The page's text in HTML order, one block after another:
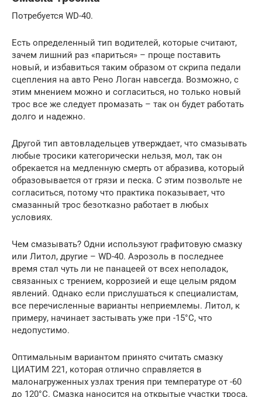
Потребуется WD-40.
Есть определенный тип водителей, которые считают,
зачем лишний раз «париться» – проще поставить
новый, и избавиться таким образом от скрипа педали
сцепления на авто Рено Логан навсегда. Возможно, с
этим мнением можно и согласиться, но только новый
трос все же следует промазать – так он будет работать
долго и надежно.
Другой тип автовладельцев утверждает, что смазывать
любые тросики категорически нельзя, мол, так он
обрекается на медленную смерть от абразива, который
образовывается от грязи и песка. С этим позвольте не
согласиться, потому что практика показывает, что
смазанный трос безотказно работает в любых
условиях.
Чем смазывать? Одни используют графитовую смазку
или Литол, другие – WD-40. Аэрозоль в последнее
время стал чуть ли не панацеей от всех неполадок,
связанных с трением, коррозией и еще целым рядом
явлений. Однако если прислушаться к специалистам,
все перечисленные варианты неприемлемы. Литол, к
примеру, начинает застывать уже при -15°C, что
недопустимо.
Оптимальным вариантом принято считать смазку
ЦИАТИМ 221, которая отлично справляется в
малонагруженных узлах трения при температуре от -60
до 120°C. Смазка наносится на открытые участки троса,